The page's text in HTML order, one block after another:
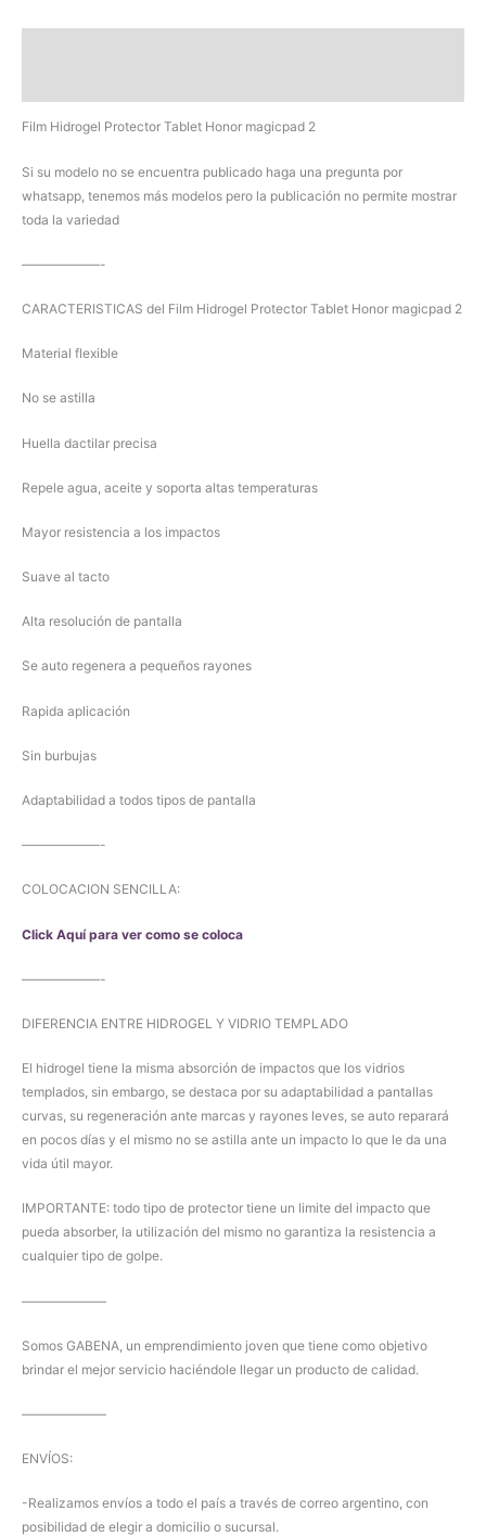
2
Film Hidrogel Protector Tablet Honor magicpad 2
Si su modelo no se encuentra publicado haga una pregunta por
whatsapp, tenemos más modelos pero la publicación no permite mostrar
toda la variedad
——————-
CARACTERISTICAS del Film Hidrogel Protector Tablet Honor magicpad 2
Material flexible
No se astilla
Huella dactilar precisa
Repele agua, aceite y soporta altas temperaturas
Mayor resistencia a los impactos
Suave al tacto
Alta resolución de pantalla
Se auto regenera a pequeños rayones
Rapida aplicación
Sin burbujas
Adaptabilidad a todos tipos de pantalla
——————-
COLOCACION SENCILLA:
Click Aquí para ver como se coloca
——————-
DIFERENCIA ENTRE HIDROGEL Y VIDRIO TEMPLADO
El hidrogel tiene la misma absorción de impactos que los vidrios
templados, sin embargo, se destaca por su adaptabilidad a pantallas
curvas, su regeneración ante marcas y rayones leves, se auto reparará
en pocos días y el mismo no se astilla ante un impacto lo que le da una
vida útil mayor.
IMPORTANTE: todo tipo de protector tiene un limite del impacto que
pueda absorber, la utilización del mismo no garantiza la resistencia a
cualquier tipo de golpe.
——————–
Somos GABENA, un emprendimiento joven que tiene como objetivo
brindar el mejor servicio haciéndole llegar un producto de calidad.
——————–
ENVÍOS:
-Realizamos envíos a todo el país a través de correo argentino, con
posibilidad de elegir a domicilio o sucursal.